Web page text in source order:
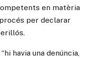
en matèria
per declarar
havia una denúncia,